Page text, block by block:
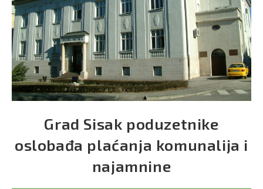
Grad Sisak poduzetnike
oslobađa plaćanja komunalija i
najamnine